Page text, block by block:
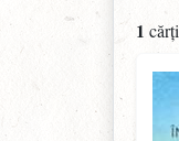
1 cărți